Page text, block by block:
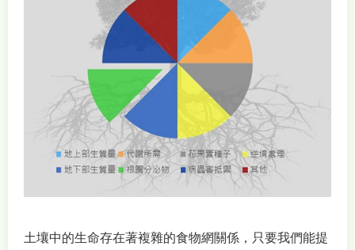
土壤中的生命存在著複雜的食物網關係，只要我們能提